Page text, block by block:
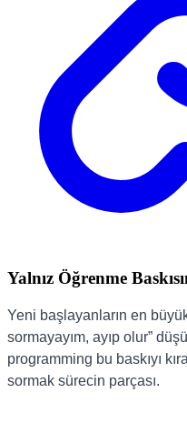
Yalnız Öğrenme
Yeni başlayanların en
sormayayım, ayıp olur”
programming bu baskıyı
sormak sürecin parçası.